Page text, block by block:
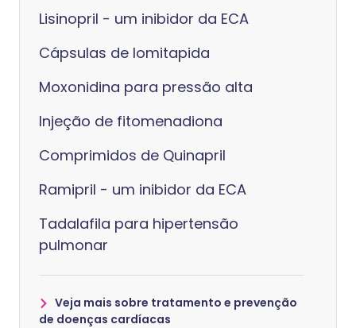
Lisinopril - um inibidor da ECA
Cápsulas de lomitapida
Moxonidina para pressão alta
Injeção de fitomenadiona
Comprimidos de Quinapril
Ramipril - um inibidor da ECA
Tadalafila para hipertensão
pulmonar
Veja mais sobre tratamento e prevenção
de doenças cardíacas